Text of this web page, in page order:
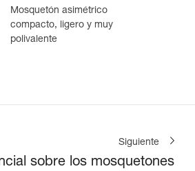
Mosquetón asimétrico
compacto, ligero y muy
polivalente
Siguiente
sobre los mosquetones